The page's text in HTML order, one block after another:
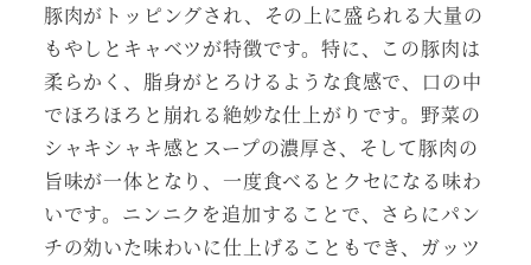
豚肉がトッピングされ、その上に盛られる大量の
もやしとキャベツが特徴です。特に、この豚肉は
柔らかく、脂身がとろけるような食感で、口の中
でほろほろと崩れる絶妙な仕上がりです。野菜の
シャキシャキ感とスープの濃厚さ、そして豚肉の
旨味が一体となり、一度食べるとクセになる味わ
いです。ニンニクを追加することで、さらにパン
チの効いた味わいに仕上げることもでき、ガッツ